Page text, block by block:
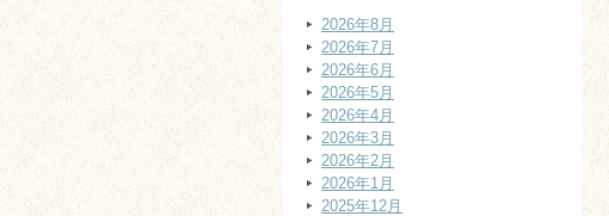
2026年8月
2026年7月
2026年6月
2026年5月
2026年4月
2026年3月
2026年2月
2026年1月
2025年12月